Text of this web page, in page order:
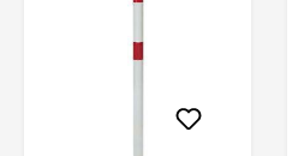
Viskosebremse •
Höhe: 1000 mm